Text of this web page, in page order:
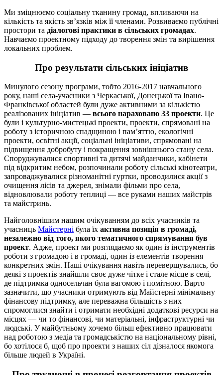
Ми зміцнюємо соціальну тканину громад, впливаючи на
кількість та якість зв’язків між її членами. Розвиваємо публічні
простори та діалогові практики в сільських громадах.
Навчаємо проектному підходу до творення змін та вирішення
локальних проблем.
Про результати сільських ініціатив
Минулого сезону програми, тобто 2016-2017 навчального
року, наші села-учасники з Черкаської, Донецької та Івано-
Франківської областей були дуже активними за кількістю
реалізованих ініціатив — всього нараховано 33 проекти. Це
були і культурно-мистецькі проекти, проекти, спрямовані на
роботу з історичною спадщиною і пам’яттю, екологічні
проекти, освітні акції, соціальні ініціативи, спрямовані на
підвищення добробуту і покращення зовнішнього стану села.
Споруджувалися спортивні та дитячі майданчики, кабінети
під відкритим небом, розпочинали роботу сільські кінотеатри,
запроваджувалися різноманітні гуртки, проводилися акції з
очищення лісів та джерел, знімали фільми про села,
відновлювали роботу теплиці — все руками наших майстрів
та майстринь.
Найголовнішим нашим очікуванням до всіх учасників та
учасниць Майстерні була їх активна позиція в громаді,
незалежно від того, якого тематичного спрямування був
проект. Адже, проект ми розглядаємо як один із інструментів
роботи з громадою і в громаді, один із елементів творення
конкретних змін. Наші очікування навіть перевершувались, бо
деякі з проектів знайшли своє дуже чітке і стале місце в селі,
де підтримка односельчан була вагомою і помітною. Варто
зазначити, що учасники отримують від Майстерні мінімальну
фінансову підтримку, але переважна більшість з них
спромоглися знайти і отримати необхідні додаткові ресурси на
місцях — чи то фінансові, чи матеріальні, інфраструктурні чи
людські. У майбутньому хочемо більш ефективно працювати
над роботою з медіа та громадськістю на національному рівні,
бо хотілося б, щоб про проекти з наших сіл дізналося якомога
більше людей в Україні.